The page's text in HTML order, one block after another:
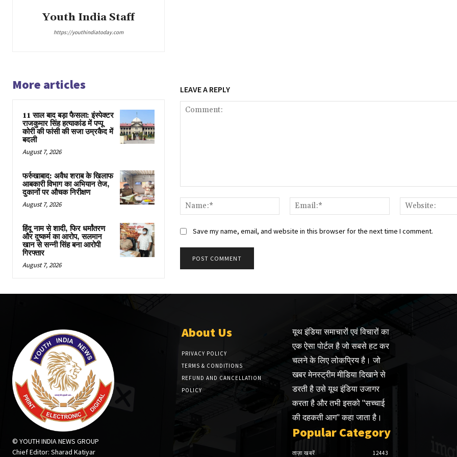
Youth India Staff
https://youthindiatoday.com
More articles
11 साल बाद बड़ा फैसला: इंस्पेक्टर
राजकुमार सिंह हत्याकांड में पप्पू
कोरी की फांसी की सजा उम्रकैद में
बदली
August 7, 2026
फर्रुखाबाद: अवैध शराब के खिलाफ
आबकारी विभाग का अभियान तेज,
दुकानों पर औचक निरीक्षण
August 7, 2026
हिंदू नाम से शादी, फिर धर्मांतरण
और दुष्कर्म का आरोप, सलमान
खान से सन्नी सिंह बना आरोपी
गिरफ्तार
August 7, 2026
LEAVE A REPLY
Name:*
Email:*
Save my name, email, and website in this browser for the next time I comment.
© YOUTH INDIA NEWS GROUP
Chief Editor: Sharad Katiyar
About Us
PRIVACY POLICY
TERMS & CONDITIONS
REFUND AND CANCELLATION
POLICY
यूथ इंडिया समाचारों एवं विचारों का
एक ऐसा पोर्टल है जो सबसे हट कर
चलने के लिए लोकप्रिय है। जो
खबर मेनस्ट्रीम मीडिया दिखाने से
डरती है उसे यूथ इंडिया उजागर
करता है और तभी इसको "सच्चाई
की दहकती आग" कहा जाता है।
Popular Category
ताज़ा खबरें 12443